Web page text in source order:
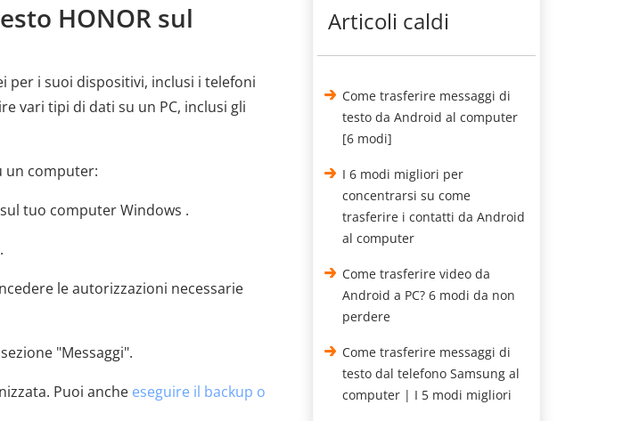
HONOR sul
per i suoi dispositivi, inclusi i telefoni
vari tipi di dati su un PC, inclusi gli
un computer:
tuo computer Windows .
le autorizzazioni necessarie
"Messaggi".
Puoi anche eseguire il backup o
Articoli caldi
Come trasferire messaggi di
testo da Android al computer
[6 modi]
I 6 modi migliori per
concentrarsi su come
trasferire i contatti da Android
al computer
Come trasferire video da
Android a PC? 6 modi da non
perdere
Come trasferire messaggi di
testo dal telefono Samsung al
computer | I 5 modi migliori